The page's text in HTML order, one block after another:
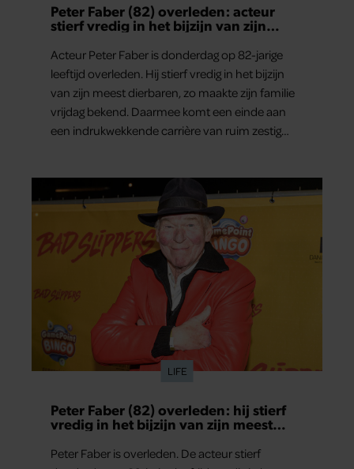
Peter Faber (82) overleden: acteur
stierf vredig in het bijzijn van zijn
Acteur Peter Faber is donderdag op 82-jarige
leeftijd overleden. Hij stierf vredig in het bijzijn
van zijn meest dierbaren, zo maakte zijn familie
vrijdag bekend. Daarmee komt een einde aan
een indrukwekkende carrière van ruim zestig
LIFE
Peter Faber (82) overleden: hij stierf
vredig in het bijzijn van zijn meest
Peter Faber is overleden. De acteur stierf